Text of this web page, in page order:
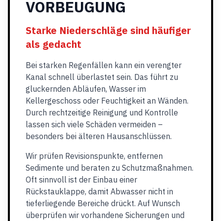
VORBEUGUNG
Starke Niederschläge sind häufiger
als gedacht
Bei starken Regenfällen kann ein verengter
Kanal schnell überlastet sein. Das führt zu
gluckernden Abläufen, Wasser im
Kellergeschoss oder Feuchtigkeit an Wänden.
Durch rechtzeitige Reinigung und Kontrolle
lassen sich viele Schäden vermeiden –
besonders bei älteren Hausanschlüssen.
Wir prüfen Revisionspunkte, entfernen
Sedimente und beraten zu Schutzmaßnahmen.
Oft sinnvoll ist der Einbau einer
Rückstauklappe, damit Abwasser nicht in
tieferliegende Bereiche drückt. Auf Wunsch
überprüfen wir vorhandene Sicherungen und